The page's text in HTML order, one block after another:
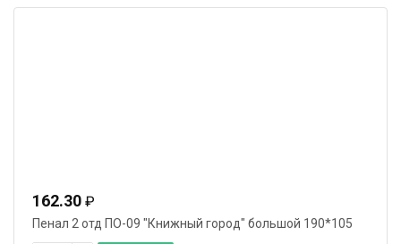
162.30 ₽
Пенал 2 отд ПО-09 "Книжный город" большой 190*105